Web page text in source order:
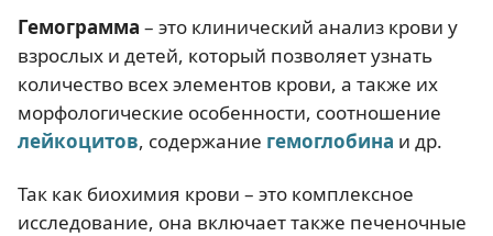
Гемограмма – это клинический анализ крови у
взрослых и детей, который позволяет узнать
количество всех элементов крови, а также их
морфологические особенности, соотношение
лейкоцитов, содержание гемоглобина и др.
Так как биохимия крови – это комплексное
исследование, она включает также печеночные